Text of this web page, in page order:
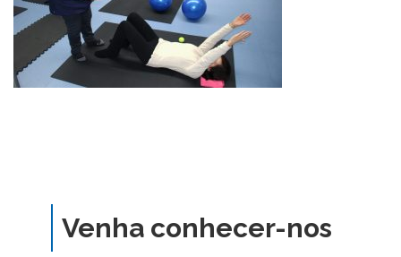
Venha conhecer-nos